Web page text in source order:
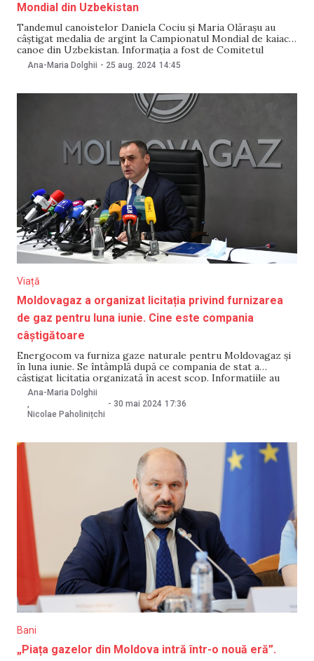
Mondial din Uzbekistan
Tandemul canoistelor Daniela Cociu și Maria Olărașu au
câștigat medalia de argint la Campionatul Mondial de kaiac-
canoe din Uzbekistan. Informația a fost de Comitetul
Național Olimpic și Sportiv din Republica Moldova în data de
25 august. Daniela Cociu și Maria Olărașu au concurat în
Ana-Maria Dolghii - 25 aug. 2024 14:45
Viață
Moldovagaz a organizat licitația privind furnizarea
de gaz pentru luna iunie. Cine este compania
câștigătoare
Energocom va furniza gaze naturale pentru Moldovagaz și
în luna iunie. Se întâmplă după ce compania de stat a
câștigat licitația organizată în acest scop. Informațiile au
fost confirmate pentru NM de șeful Moldovagaz, Vadim
Ceban, pe 30 mai. Licitația privind furnizarea a 16 milioane
m3 de gaz către Moldovagaz
Ana-Maria Dolghii
,
Nicolae Paholinițchi
- 30 mai 2024 17:36
Bani
„Piața gazelor din Moldova intră într-o nouă eră”.